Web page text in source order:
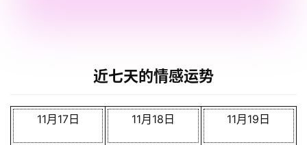
近七天的情感运势
11月17日 11月18日 11月19日